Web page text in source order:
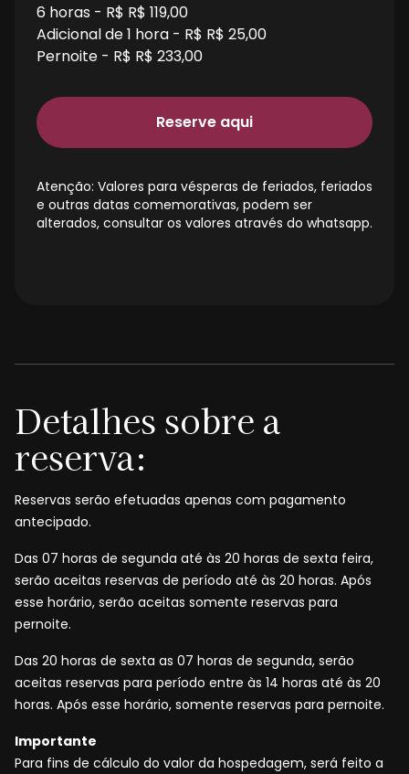
6 horas - R$ R$ 119,00
Adicional de 1 hora - R$ R$ 25,00
Pernoite - R$ R$ 233,00
Reserve aqui
Atenção: Valores para vésperas de feriados, feriados
e outras datas comemorativas, podem ser
alterados, consultar os valores através do whatsapp.
Detalhes sobre a
reserva:
Reservas serão efetuadas apenas com pagamento
antecipado.
Das 07 horas de segunda até às 20 horas de sexta feira,
serão aceitas reservas de período até às 20 horas. Após
esse horário, serão aceitas somente reservas para
pernoite.
Das 20 horas de sexta as 07 horas de segunda, serão
aceitas reservas para período entre às 14 horas até às 20
horas. Após esse horário, somente reservas para pernoite.
Importante
Para fins de cálculo do valor da hospedagem, será feito a